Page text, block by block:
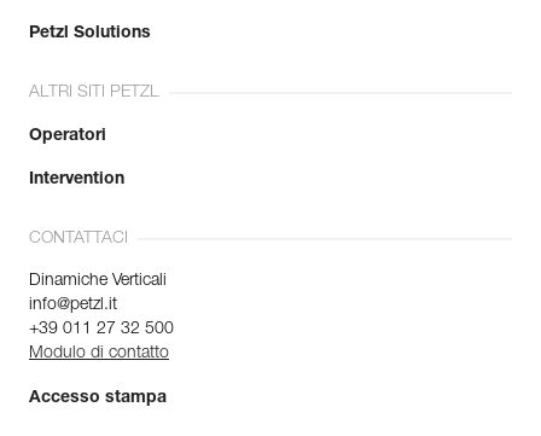
Petzl Solutions
ALTRI SITI PETZL
Operatori
Intervention
CONTATTACI
Dinamiche Verticali
info@petzl.it
+39 011 27 32 500
Modulo di contatto
Accesso stampa